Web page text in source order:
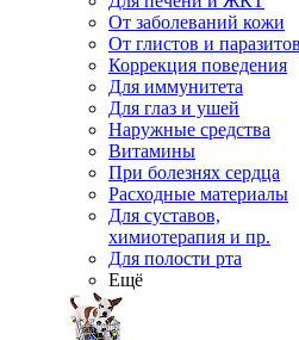
От заболеваний кожи
От глистов и паразитов
Коррекция поведения
Для иммунитета
Для глаз и ушей
Наружные средства
Витамины
При болезнях сердца
Расходные материалы
Для суставов,
химиотерапия и пр.
Для полости рта
Ещё